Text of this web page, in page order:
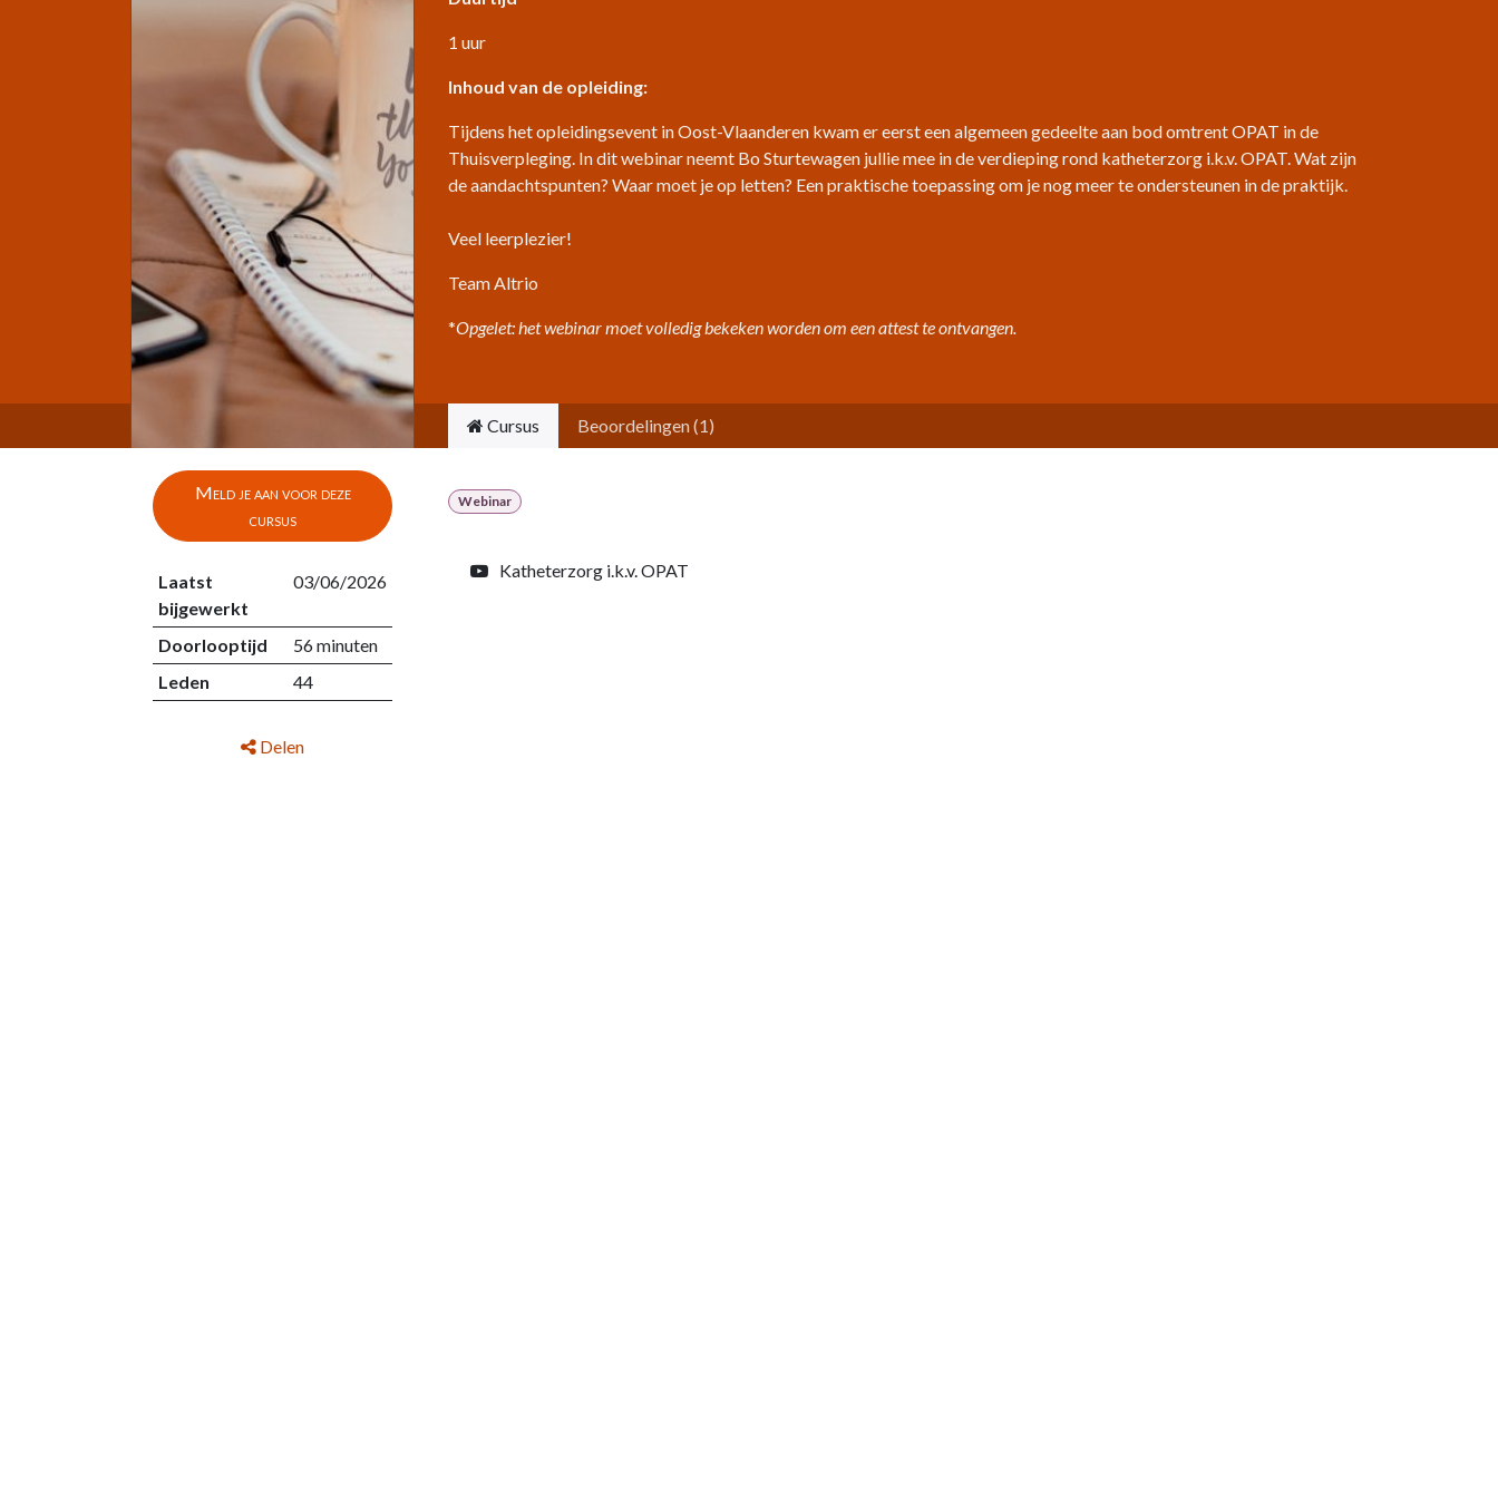
1 uur
Inhoud van de opleiding:
Tijdens het opleidingsevent in Oost-Vlaanderen kwam er eerst een algemeen gedeelte aan bod omtrent OPAT in de
Thuisverpleging. In dit webinar neemt Bo Sturtewagen jullie mee in de verdieping rond katheterzorg i.k.v. OPAT. Wat zijn
de aandachtspunten? Waar moet je op letten? Een praktische toepassing om je nog meer te ondersteunen in de praktijk.
Veel leerplezier!
Team Altrio
*Opgelet: het webinar moet volledig bekeken worden om een attest te ontvangen.
Meld je aan voor deze
cursus
Laatst
bijgewerkt
03/06/2026
Doorlooptijd
56 minuten
Leden
44
Delen
Cursus Beoordelingen (1)
Webinar
Katheterzorg i.k.v. OPAT